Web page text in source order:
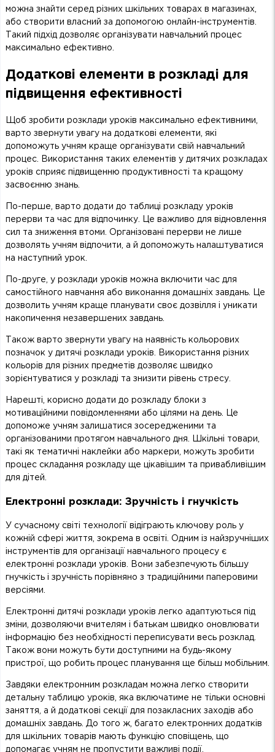
можна знайти серед різних шкільних товарах в магазинах,
або створити власний за допомогою онлайн-інструментів.
Такий підхід дозволяє організувати навчальний процес
максимально ефективно.
Додаткові елементи в розкладі для
підвищення ефективності
Щоб зробити розклади уроків максимально ефективними,
варто звернути увагу на додаткові елементи, які
допоможуть учням краще організувати свій навчальний
процес. Використання таких елементів у дитячих розкладах
уроків сприяє підвищенню продуктивності та кращому
засвоєнню знань.
По-перше, варто додати до таблиці розкладу уроків
перерви та час для відпочинку. Це важливо для відновлення
сил та зниження втоми. Організовані перерви не лише
дозволять учням відпочити, а й допоможуть налаштуватися
на наступний урок.
По-друге, у розклади уроків можна включити час для
самостійного навчання або виконання домашніх завдань. Це
дозволить учням краще планувати своє дозвілля і уникати
накопичення незавершених завдань.
Також варто звернути увагу на наявність кольорових
позначок у дитячі розклади уроків. Використання різних
кольорів для різних предметів дозволяє швидко
зорієнтуватися у розкладі та знизити рівень стресу.
Нарешті, корисно додати до розкладу блоки з
мотиваційними повідомленнями або цілями на день. Це
допоможе учням залишатися зосередженими та
організованими протягом навчального дня. Шкільні товари,
такі як тематичні наклейки або маркери, можуть зробити
процес складання розкладу ще цікавішим та привабливішим
для дітей.
Електронні розклади: Зручність і гнучкість
У сучасному світі технології відіграють ключову роль у
кожній сфері життя, зокрема в освіті. Одним із найзручніших
інструментів для організації навчального процесу є
електронні розклади уроків. Вони забезпечують більшу
гнучкість і зручність порівняно з традиційними паперовими
версіями.
Електронні дитячі розклади уроків легко адаптуються під
зміни, дозволяючи вчителям і батькам швидко оновлювати
інформацію без необхідності переписувати весь розклад.
Також вони можуть бути доступними на будь-якому
пристрої, що робить процес планування ще більш мобільним.
Завдяки електронним розкладам можна легко створити
детальну таблицю уроків, яка включатиме не тільки основні
заняття, а й додаткові секції для позакласних заходів або
домашніх завдань. До того ж, багато електронних додатків
для шкільних товарів мають функцію сповіщень, що
допомагає учням не пропустити важливі події.